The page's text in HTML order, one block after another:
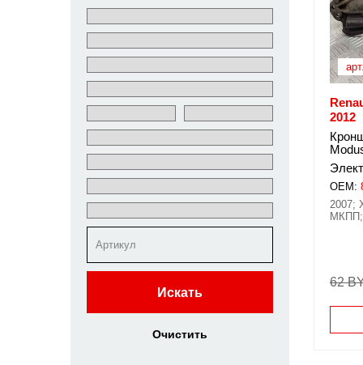
Искать
Очистить
2012
OEM:
2007;
МКПП;
62